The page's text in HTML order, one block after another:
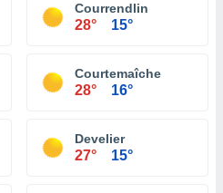
Courrendlin
28° 15°
Courtemaîche
28° 16°
Develier
27° 15°